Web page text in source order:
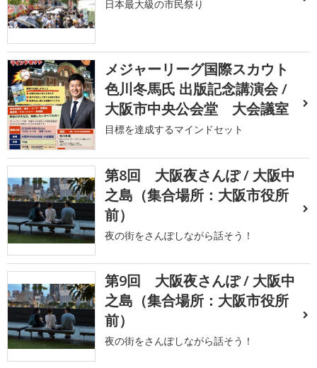
日本最大級の市民祭り
メジャーリーグ国際スカウト
色川冬馬氏 出版記念講演会 /
大阪市中央公会堂 大会議室
目標を達成するマインドセット
第8回 大阪夜さんぽ / 大阪中
之島（集合場所：大阪市役所
前）
夜の街をさんぽしながら話そう！
第9回 大阪夜さんぽ / 大阪中
之島（集合場所：大阪市役所
前）
夜の街をさんぽしながら話そう！